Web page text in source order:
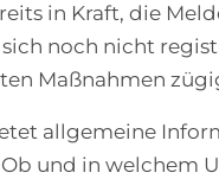
in Kraft, die
noch nicht
Maßnahmen
allgemeine
und in welchem